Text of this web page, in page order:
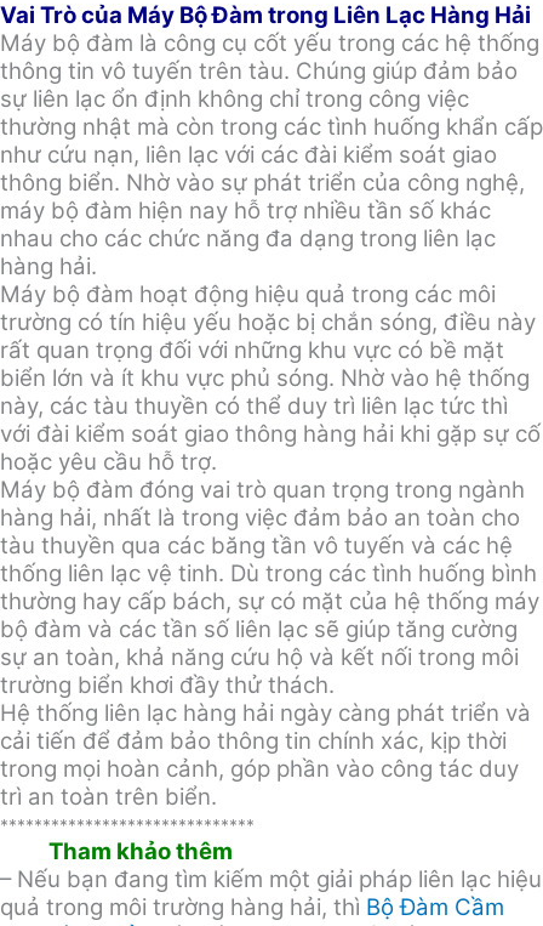
Vai Trò của Máy Bộ Đàm trong Liên Lạc Hàng Hải
Máy bộ đàm là công cụ cốt yếu trong các hệ thống
thông tin vô tuyến trên tàu. Chúng giúp đảm bảo
sự liên lạc ổn định không chỉ trong công việc
thường nhật mà còn trong các tình huống khẩn cấp
như cứu nạn, liên lạc với các đài kiểm soát giao
thông biển. Nhờ vào sự phát triển của công nghệ,
máy bộ đàm hiện nay hỗ trợ nhiều tần số khác
nhau cho các chức năng đa dạng trong liên lạc
hàng hải.
Máy bộ đàm hoạt động hiệu quả trong các môi
trường có tín hiệu yếu hoặc bị chắn sóng, điều này
rất quan trọng đối với những khu vực có bề mặt
biển lớn và ít khu vực phủ sóng. Nhờ vào hệ thống
này, các tàu thuyền có thể duy trì liên lạc tức thì
với đài kiểm soát giao thông hàng hải khi gặp sự cố
hoặc yêu cầu hỗ trợ.
Máy bộ đàm đóng vai trò quan trọng trong ngành
hàng hải, nhất là trong việc đảm bảo an toàn cho
tàu thuyền qua các băng tần vô tuyến và các hệ
thống liên lạc vệ tinh. Dù trong các tình huống bình
thường hay cấp bách, sự có mặt của hệ thống máy
bộ đàm và các tần số liên lạc sẽ giúp tăng cường
sự an toàn, khả năng cứu hộ và kết nối trong môi
trường biển khơi đầy thử thách.
Hệ thống liên lạc hàng hải ngày càng phát triển và
cải tiến để đảm bảo thông tin chính xác, kịp thời
trong mọi hoàn cảnh, góp phần vào công tác duy
trì an toàn trên biển.
******************************
Tham khảo thêm
– Nếu bạn đang tìm kiếm một giải pháp liên lạc hiệu
quả trong môi trường hàng hải, thì Bộ Đàm Cầm